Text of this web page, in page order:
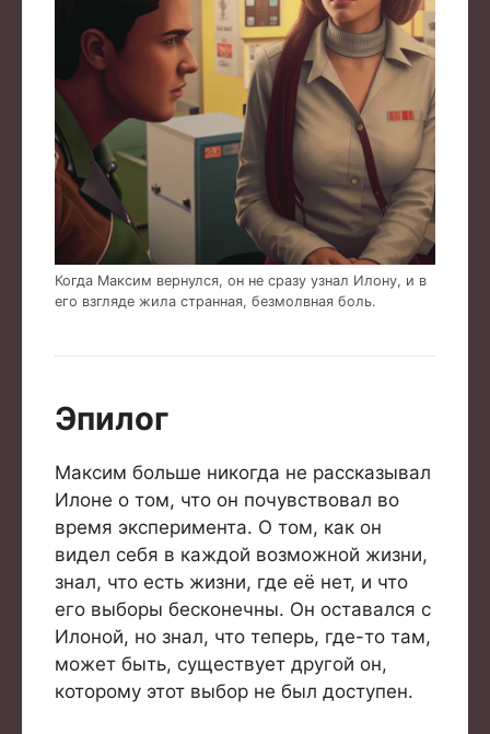
Когда Максим вернулся, он не сразу узнал Илону, и в
его взгляде жила странная, безмолвная боль.
Эпилог
Максим больше никогда не рассказывал
Илоне о том, что он почувствовал во
время эксперимента. О том, как он
видел себя в каждой возможной жизни,
знал, что есть жизни, где её нет, и что
его выборы бесконечны. Он оставался с
Илоной, но знал, что теперь, где-то там,
может быть, существует другой он,
которому этот выбор не был доступен.